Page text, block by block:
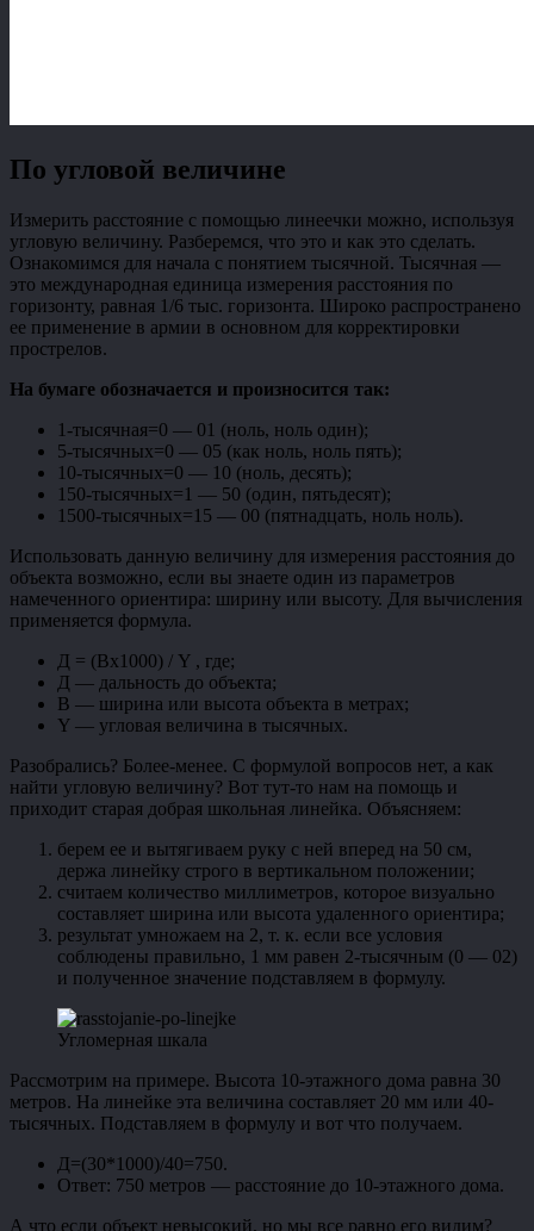
По угловой величине
Измерить расстояние с помощью линеечки можно, используя
угловую величину. Разберемся, что это и как это сделать.
Ознакомимся для начала с понятием тысячной. Тысячная —
это международная единица измерения расстояния по
горизонту, равная 1/6 тыс. горизонта. Широко распространено
ее применение в армии в основном для корректировки
прострелов.
На бумаге обозначается и произносится так:
1-тысячная=0 — 01 (ноль, ноль один);
5-тысячных=0 — 05 (как ноль, ноль пять);
10-тысячных=0 — 10 (ноль, десять);
150-тысячных=1 — 50 (один, пятьдесят);
1500-тысячных=15 — 00 (пятнадцать, ноль ноль).
Использовать данную величину для измерения расстояния до
объекта возможно, если вы знаете один из параметров
намеченного ориентира: ширину или высоту. Для вычисления
применяется формула.
Д = (Bx1000) / Y , где;
Д — дальность до объекта;
B — ширина или высота объекта в метрах;
Y — угловая величина в тысячных.
Разобрались? Более-менее. С формулой вопросов нет, а как
найти угловую величину? Вот тут-то нам на помощь и
приходит старая добрая школьная линейка. Объясняем:
берем ее и вытягиваем руку с ней вперед на 50 см,
держа линейку строго в вертикальном положении;
считаем количество миллиметров, которое визуально
составляет ширина или высота удаленного ориентира;
результат умножаем на 2, т. к. если все условия
соблюдены правильно, 1 мм равен 2-тысячным (0 — 02)
и полученное значение подставляем в формулу.
Угломерная шкала
Рассмотрим на примере. Высота 10-этажного дома равна 30
метров. На линейке эта величина составляет 20 мм или 40-
тысячных. Подставляем в формулу и вот что получаем.
Д=(30*1000)/40=750.
Ответ: 750 метров — расстояние до 10-этажного дома.
А что если объект невысокий, но мы все равно его видим?